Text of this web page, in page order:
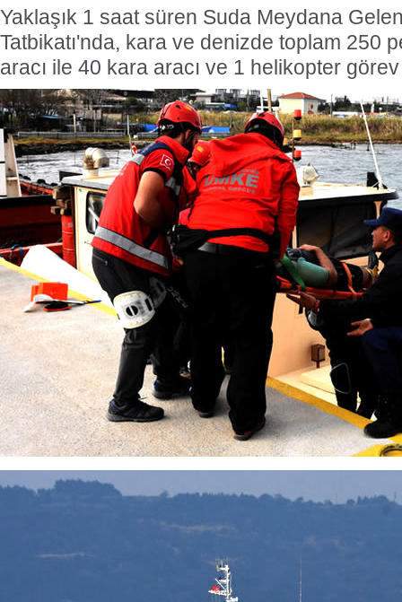
Yaklaşık 1 saat süren Suda Meydana
Tatbikatı'nda, kara ve denizde toplam 250
aracı ile 40 kara aracı ve 1 helikopter görev